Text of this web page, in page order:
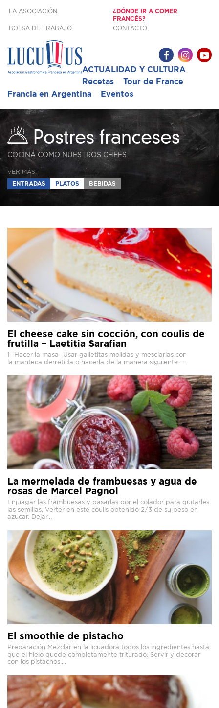
LA ASOCIACIÓN
¿DÓNDE IR A COMER
FRANCÉS?
BOLSA DE TRABAJO
CONTACTO
ACTUALIDAD Y CULTURA
Recetas
Tour de France
Francia en Argentina
Eventos
Postres franceses
COCINÁ COMO NUESTROS CHEFS
VER MÁS:
ENTRADAS
PLATOS BEBIDAS
El cheese cake sin cocción, con coulis de
frutilla – Laetitia Sarafian
1- Hacer la masa -Usar galletitas molidas y mesclarlas con
la manteca derretida o hacerla de la manera siguiente. ...
La mermelada de frambuesas y agua de
rosas de Marcel Pagnol
Enjuagar las frambuesas y pasarlas por el colador para quitarles
las semillas. Verter en este coulis obtenido 2/3 de su peso en
azúcar. Dejar...
El smoothie de pistacho
Preparación Mezclar en la licuadora todos los ingredientes hasta
que el hielo quede completamente triturado. Servir y decorar
con los pistachos....